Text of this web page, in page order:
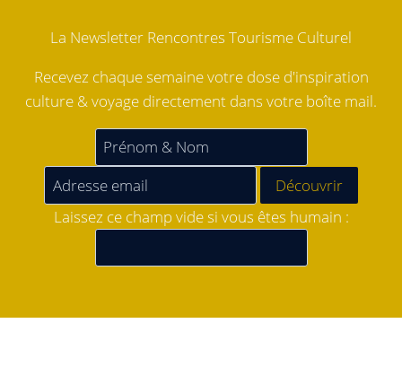
La Newsletter Rencontres Tourisme Culturel
Recevez chaque semaine votre dose d'inspiration
culture & voyage directement dans votre boîte mail.
Laissez ce champ vide si vous êtes humain :